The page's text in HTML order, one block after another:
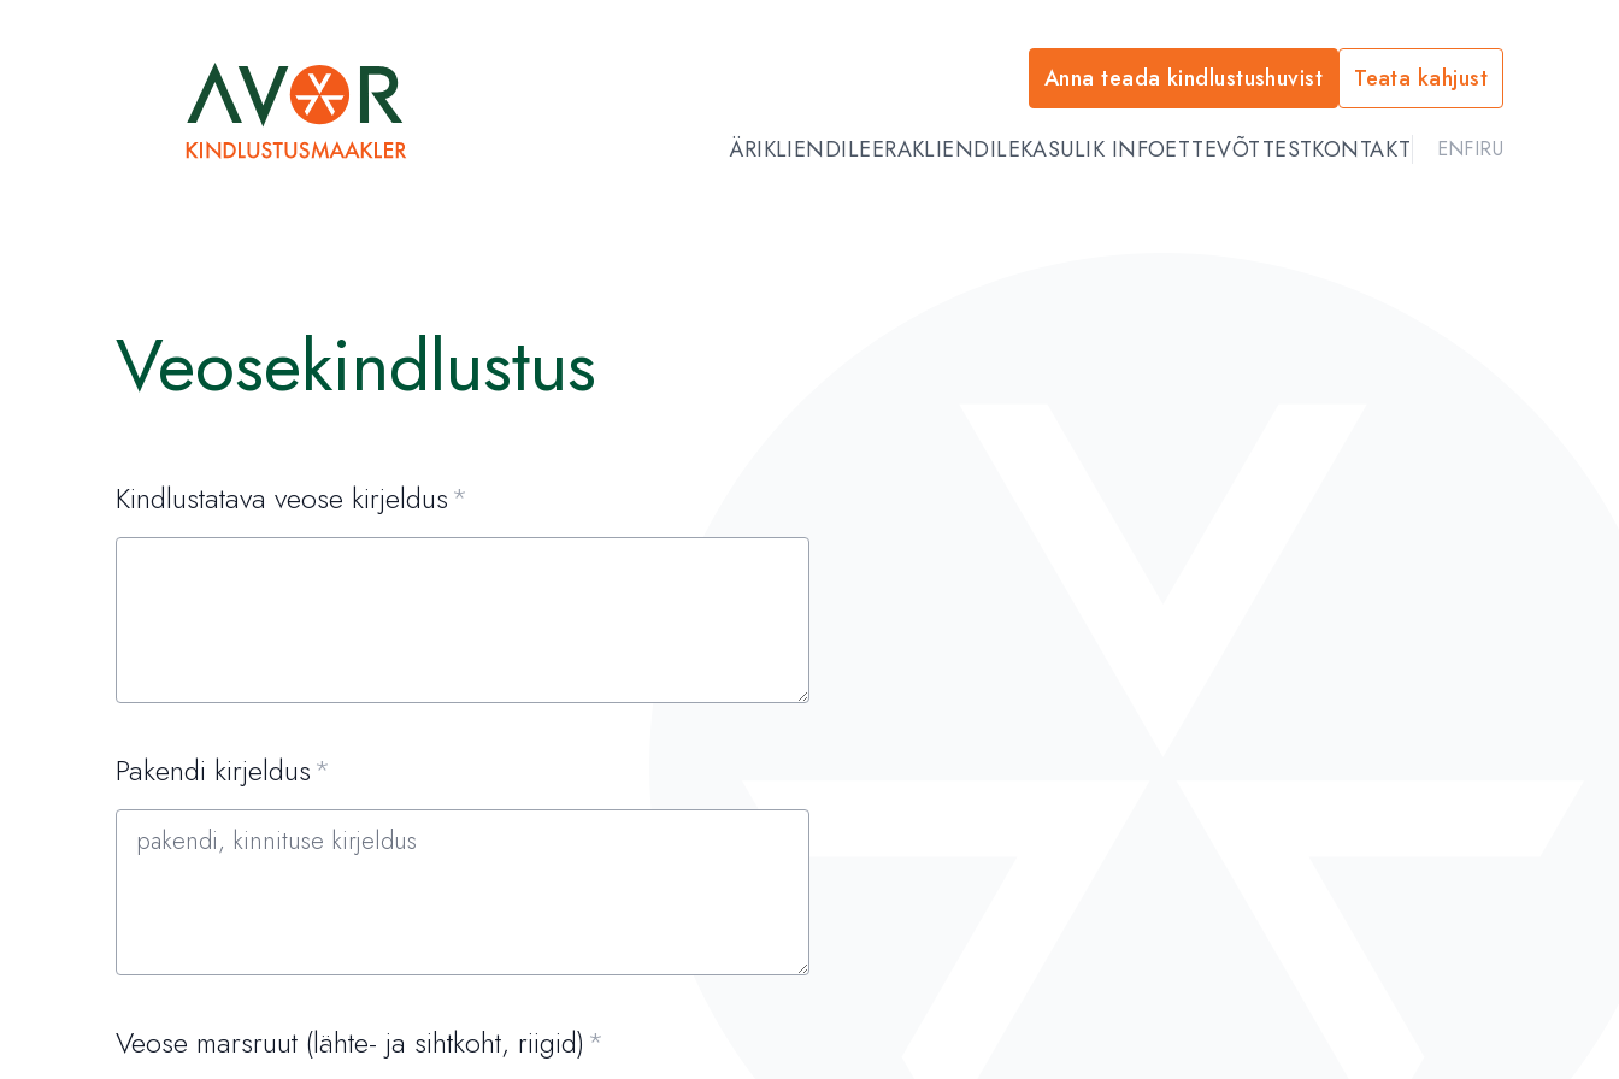
Anna teada kindlustushuvist Teata kahjust
ÄRIKLIENDILEERAKLIENDILEKASULIK INFOETTEVÕTTESTKONTAKT ENFIRU
Veosekindlustus
Kindlustatava veose kirjeldus
Pakendi kirjeldus
Veose marsruut (lähte- ja sihtkoht, riigid)